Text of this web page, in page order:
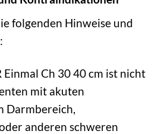
folgenden Hinweise und
Einmal Ch 30 40 cm ist nicht
mit akuten
Darmbereich,
anderen schweren